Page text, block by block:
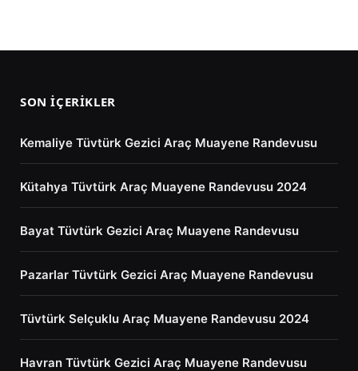
SON İÇERIKLER
Kemaliye Tüvtürk Gezici Araç Muayene Randevusu
Kütahya Tüvtürk Araç Muayene Randevusu 2024
Bayat Tüvtürk Gezici Araç Muayene Randevusu
Pazarlar Tüvtürk Gezici Araç Muayene Randevusu
Tüvtürk Selçuklu Araç Muayene Randevusu 2024
Havran Tüvtürk Gezici Araç Muayene Randevusu